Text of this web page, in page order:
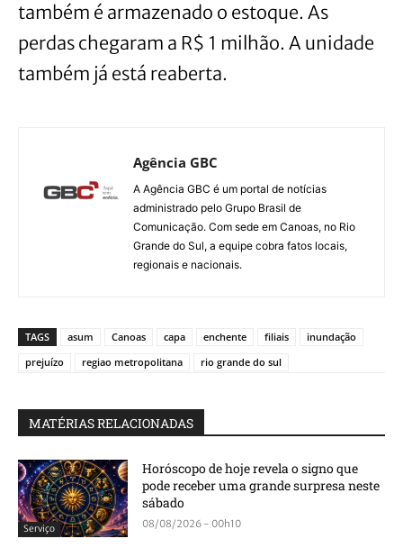
também é armazenado o estoque. As
perdas chegaram a R$ 1 milhão. A unidade
também já está reaberta.
Agência GBC
A Agência GBC é um portal de notícias
administrado pelo Grupo Brasil de
Comunicação. Com sede em Canoas, no Rio
Grande do Sul, a equipe cobra fatos locais,
regionais e nacionais.
TAGS asum Canoas capa enchente filiais
inundação
prejuízo
regiao metropolitana rio grande do sul
MATÉRIAS RELACIONADAS
Serviço
Horóscopo de hoje revela o signo que
pode receber uma grande surpresa neste
sábado
08/08/2026 - 00h10